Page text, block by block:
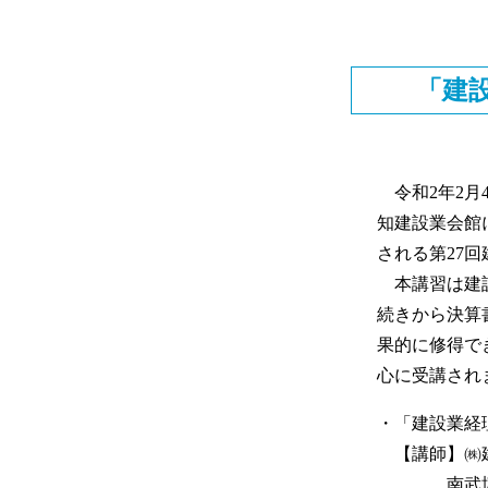
「建
令和2年2月
知建設業会館
される第27
本講習は建
続きから決算
果的に修得で
心に受講され
・「建設業
【講師】
南武博